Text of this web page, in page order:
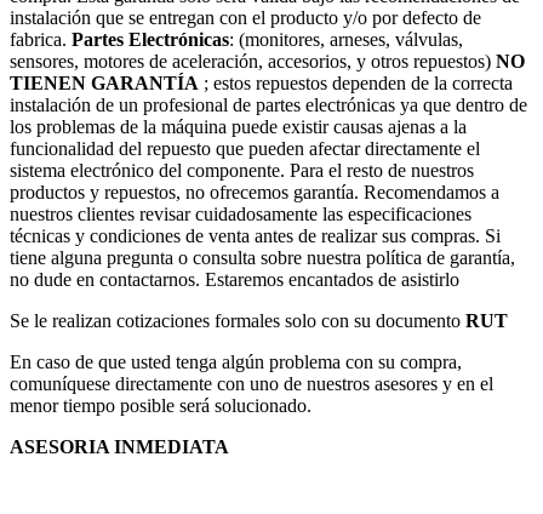
instalación que se entregan con el producto y/o por defecto de
fabrica. Partes Electrónicas: (monitores, arneses, válvulas,
sensores, motores de aceleración, accesorios, y otros repuestos) NO
TIENEN GARANTÍA ; estos repuestos dependen de la correcta
instalación de un profesional de partes electrónicas ya que dentro de
los problemas de la máquina puede existir causas ajenas a la
funcionalidad del repuesto que pueden afectar directamente el
sistema electrónico del componente. Para el resto de nuestros
productos y repuestos, no ofrecemos garantía. Recomendamos a
nuestros clientes revisar cuidadosamente las especificaciones
técnicas y condiciones de venta antes de realizar sus compras. Si
tiene alguna pregunta o consulta sobre nuestra política de garantía,
no dude en contactarnos. Estaremos encantados de asistirlo
Se le realizan cotizaciones formales solo con su documento RUT
En caso de que usted tenga algún problema con su compra,
comuníquese directamente con uno de nuestros asesores y en el
menor tiempo posible será solucionado.
ASESORIA INMEDIATA